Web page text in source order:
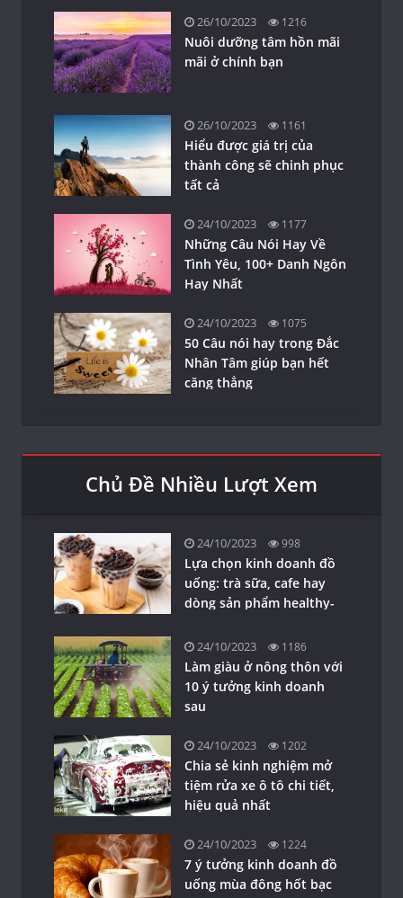
26/10/2023 1216
Nuôi dưỡng tâm hồn mãi
mãi ở chính bạn
26/10/2023 1161
Hiểu được giá trị của
thành công sẽ chinh phục
tất cả
24/10/2023 1177
Những Câu Nói Hay Về
Tình Yêu, 100+ Danh Ngôn
Hay Nhất
24/10/2023 1075
50 Câu nói hay trong Đắc
Nhân Tâm giúp bạn hết
căng thẳng
Chủ Đề Nhiều Lượt Xem
24/10/2023 998
Lựa chọn kinh doanh đồ
uống: trà sữa, cafe hay
dòng sản phẩm healthy-
24/10/2023 1186
Làm giàu ở nông thôn với
10 ý tưởng kinh doanh
sau
24/10/2023 1202
Chia sẻ kinh nghiệm mở
tiệm rửa xe ô tô chi tiết,
hiệu quả nhất
24/10/2023 1224
7 ý tưởng kinh doanh đồ
uống mùa đông hốt bạc